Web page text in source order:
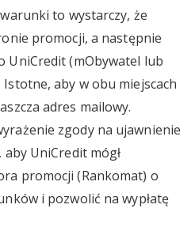
to wystarczy, że
promocji, a następnie
UniCredit (mObywatel lub
aby w obu miejscach
adres mailowy.
zgody na ujawnienie
UniCredit mógł
promocji (Rankomat) o
i pozwolić na wypłatę